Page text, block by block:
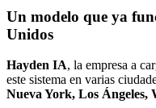
Un modelo que ya
Unidos
Hayden IA, la empresa a
este sistema en varias
Nueva York, Los